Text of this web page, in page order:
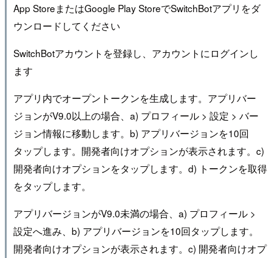
App StoreまたはGoogle Play StoreでSwitchBotアプリをダ
ウンロードしてください
SwitchBotアカウントを登録し、アカウントにログインし
ます
アプリ内でオープントークンを生成します。アプリバー
ジョンがV9.0以上の場合、a) プロフィール > 設定 > バー
ジョン情報に移動します。b) アプリバージョンを10回
タップします。開発者向けオプションが表示されます。c)
開発者向けオプションをタップします。d) トークンを取得
をタップします。
アプリバージョンがV9.0未満の場合、a) プロフィール >
設定へ進み、b) アプリバージョンを10回タップします。
開発者向けオプションが表示されます。c) 開発者向けオプ